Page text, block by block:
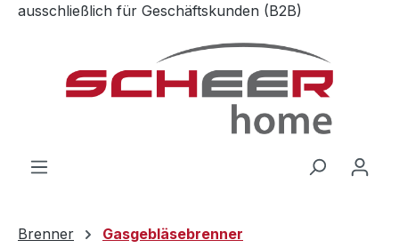
Zum Hauptinhalt springen
ausschließlich für Geschäftskunden (B2B)
Brenner Gasgebläsebrenner